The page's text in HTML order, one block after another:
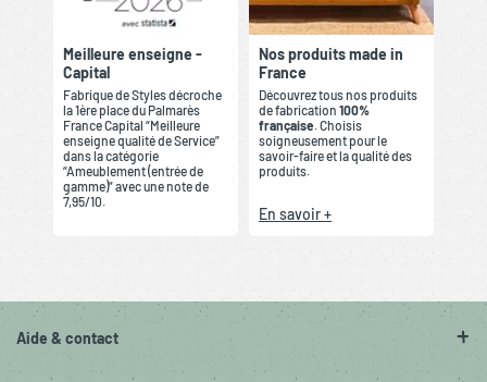
Meilleure enseigne -
Capital
Fabrique de Styles décroche
la 1ère place du Palmarès
France Capital “Meilleure
enseigne qualité de Service”
dans la catégorie
“Ameublement (entrée de
gamme)” avec une note de
7,95/10.
Nos produits made in
France
Découvrez tous nos produits
de fabrication 100%
française . Choisis
soigneusement pour le
savoir-faire et la qualité des
produits.
En savoir +
Aide & contact